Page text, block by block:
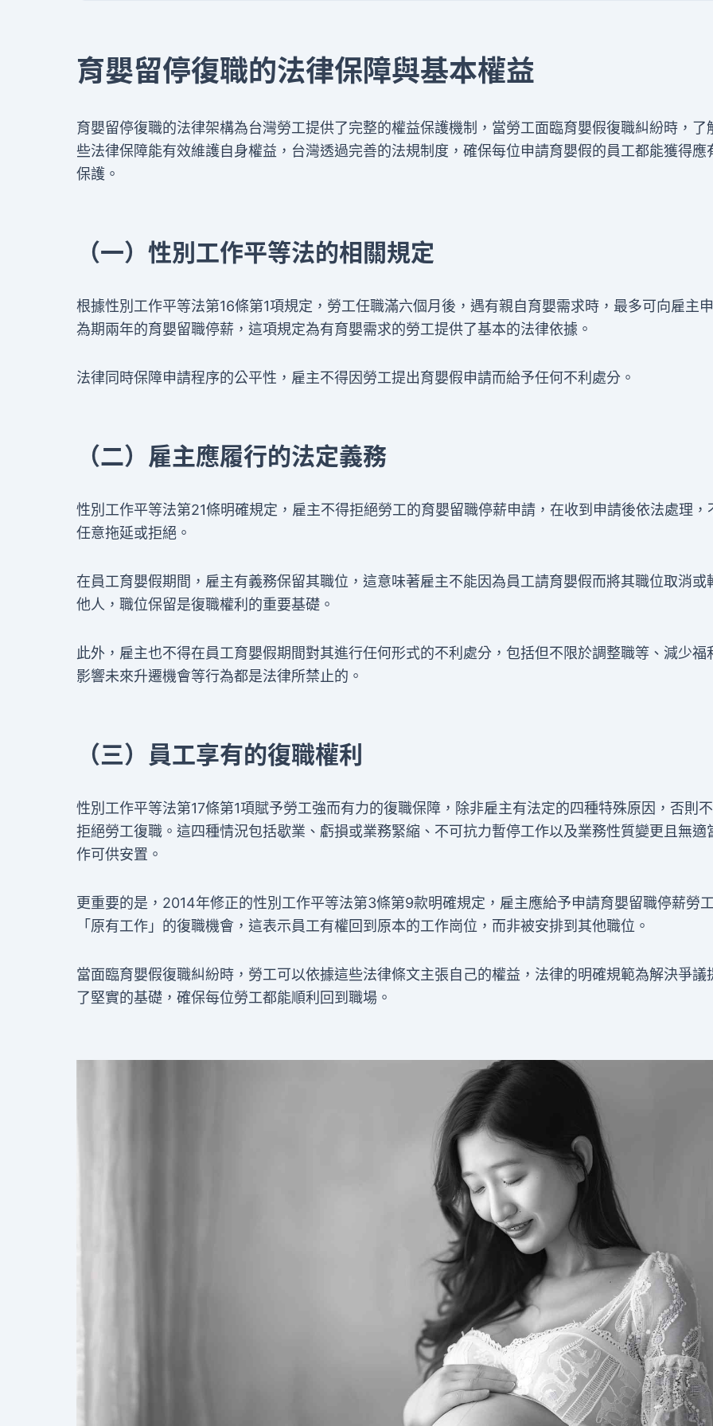
育嬰留停復職的法律保障與基本權益
育嬰留停復職的法律架構為台灣勞工提供了完整的權益保護機制，當勞工面臨育嬰假復職糾紛時，了
些法律保障能有效維護自身權益，台灣透過完善的法規制度，確保每位申請育嬰假的員工都能獲得應
保護。
（一）性別工作平等法的相關規定
根據性別工作平等法第16條第1項規定，勞工任職滿六個月後，遇有親自育嬰需求時，最多可向雇主
為期兩年的育嬰留職停薪，這項規定為有育嬰需求的勞工提供了基本的法律依據。
法律同時保障申請程序的公平性，雇主不得因勞工提出育嬰假申請而給予任何不利處分。
（二）雇主應履行的法定義務
性別工作平等法第21條明確規定，雇主不得拒絕勞工的育嬰留職停薪申請，在收到申請後依法處理，
任意拖延或拒絕。
在員工育嬰假期間，雇主有義務保留其職位，這意味著雇主不能因為員工請育嬰假而將其職位取消或
他人，職位保留是復職權利的重要基礎。
此外，雇主也不得在員工育嬰假期間對其進行任何形式的不利處分，包括但不限於調整職等、減少福
影響未來升遷機會等行為都是法律所禁止的。
（三）員工享有的復職權利
性別工作平等法第17條第1項賦予勞工強而有力的復職保障，除非雇主有法定的四種特殊原因，否則
拒絕勞工復職。這四種情況包括歇業、虧損或業務緊縮、不可抗力暫停工作以及業務性質變更且無適
作可供安置。
更重要的是，2014年修正的性別工作平等法第3條第9款明確規定，雇主應給予申請育嬰留職停薪勞工
「原有工作」的復職機會，這表示員工有權回到原本的工作崗位，而非被安排到其他職位。
當面臨育嬰假復職糾紛時，勞工可以依據這些法律條文主張自己的權益，法律的明確規範為解決爭議
了堅實的基礎，確保每位勞工都能順利回到職場。